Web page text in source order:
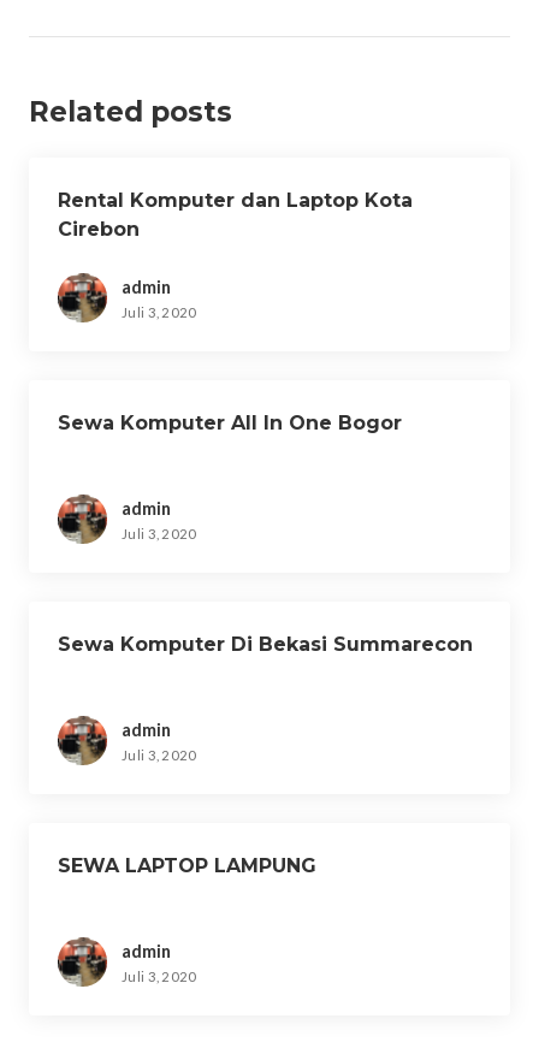
Related posts
Rental Komputer dan Laptop Kota
Cirebon
admin
Juli 3, 2020
Sewa Komputer All In One Bogor
admin
Juli 3, 2020
Sewa Komputer Di Bekasi Summarecon
admin
Juli 3, 2020
SEWA LAPTOP LAMPUNG
admin
Juli 3, 2020